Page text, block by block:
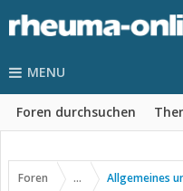
MENU
Foren durchsuchen
Foren ... Allgemeines